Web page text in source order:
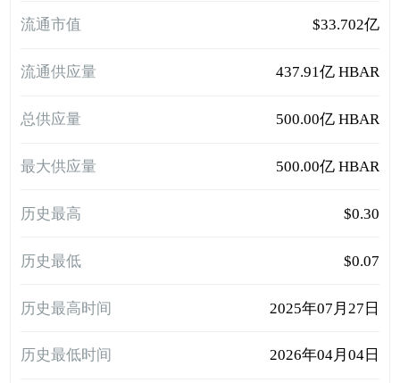
流通市值 $33.702亿
流通供应量 437.91亿 HBAR
总供应量 500.00亿 HBAR
最大供应量 500.00亿 HBAR
历史最高 $0.30
历史最低 $0.07
历史最高时间 2025年07月27日
历史最低时间 2026年04月04日